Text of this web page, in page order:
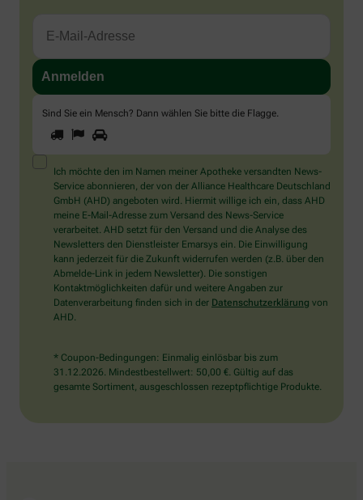
Sind Sie ein Mensch? Dann wählen Sie bitte die Flagge.
Sind
Sie
ein
Mensch?
Dann
wählen
Sie
bitte
die
Flagge.
1 2
Ich möchte den im Namen meiner Apotheke versandten News-
Service abonnieren, der von der Alliance Healthcare Deutschland
GmbH (AHD) angeboten wird. Hiermit willige ich ein, dass AHD
meine E-Mail-Adresse zum Versand des News-Service
verarbeitet. AHD setzt für den Versand und die Analyse des
Newsletters den Dienstleister Emarsys ein. Die Einwilligung
kann jederzeit für die Zukunft widerrufen werden (z.B. über den
Abmelde-Link in jedem Newsletter). Die sonstigen
Kontaktmöglichkeiten dafür und weitere Angaben zur
Datenverarbeitung finden sich in der Datenschutzerklärung von
AHD.
* Coupon-Bedingungen: Einmalig einlösbar bis zum
31.12.2026. Mindestbestellwert: 50,00 €. Gültig auf das
gesamte Sortiment, ausgeschlossen rezeptpflichtige Produkte.